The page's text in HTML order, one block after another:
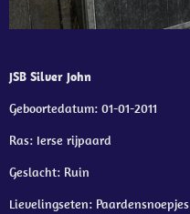
JSB Silver John
Geboortedatum: 01-01-2011
Ras: Ierse rijpaard
Geslacht: Ruin
Lievelingseten: Paardensnoepjes